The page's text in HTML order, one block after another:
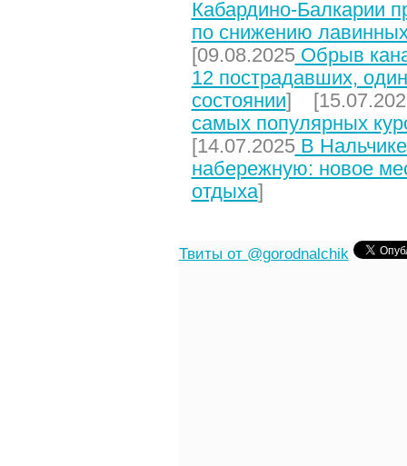
Кабардино-Балкарии
по снижению
[09.08.2025Обрыв
12 пострадавших,
состоянии]
самых популярных
[14.07.2025В
набережную: новое
отдыха]
Твиты от @gorodnalchik